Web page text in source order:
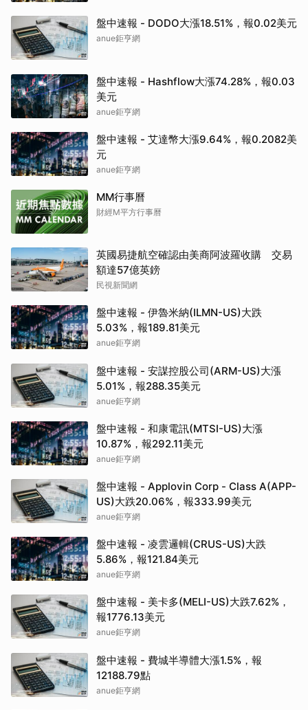
盤中速報 - DODO大漲18.51%，報0.02美元
anue鉅亨網
盤中速報 - Hashflow大漲74.28%，報0.03
美元
anue鉅亨網
盤中速報 - 艾達幣大漲9.64%，報0.2082美
元
anue鉅亨網
MM行事曆
財經M平方行事曆
英國易捷航空確認由美商阿波羅收購 交易
額達57億英鎊
民視新聞網
盤中速報 - 伊魯米納(ILMN-US)大跌
5.03%，報189.81美元
anue鉅亨網
盤中速報 - 安謀控股公司(ARM-US)大漲
5.01%，報288.35美元
anue鉅亨網
盤中速報 - 和康電訊(MTSI-US)大漲
10.87%，報292.11美元
anue鉅亨網
盤中速報 - Applovin Corp - Class A(APP-
US)大跌20.06%，報333.99美元
anue鉅亨網
盤中速報 - 凌雲邏輯(CRUS-US)大跌
5.86%，報121.84美元
anue鉅亨網
盤中速報 - 美卡多(MELI-US)大跌7.62%，
報1776.13美元
anue鉅亨網
盤中速報 - 費城半導體大漲1.5%，報
12188.79點
anue鉅亨網